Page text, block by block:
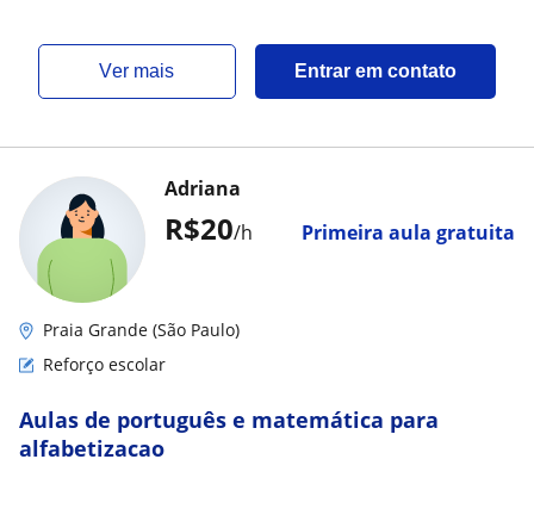
ver mais Entrar em contato
R$20/h Primeira aula gratuita
Adriana
Praia Grande (São Paulo)
Reforço escolar
Aulas de português e matemática para
alfabetizacao